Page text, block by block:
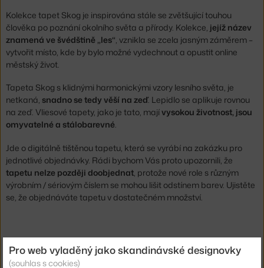
Kolekce tapet Skog je inspirována stále se zvětšující touhou
člověka po poznání okolního světa a přírody. Kolekce, jejíž název
znamená ve švédštině „les“, vznikla se zcela jasným záměrem –
vytvořit místo, kde by bylo možné vydechnout a opustit online
městský život.
Tapeta Skog s klidnými harmonickými vzory lesního světa, je
netkaná, snadno se tedy věší na zeď. Lepidlo se aplikuje rovnou
na zeď. Vliesové tapety, jako je tato, majívysokou životnost, jsou
omyvatelné a stálobarevné.
Jde o digitálně tištěnou tapetu, která se vyrábí na zakázku pro
jednotlivé objednávky. Rádi bychom Vás proto upozornili, že
tapetu nelze později doobjednat , protože nové role s různým
výrobním / sériovým číslem se mohou lišit odstínem barev. Ujistěte
se, že objednáváte tapetu v dostatečném množství.
Čtěte více na našem blogu:
Tapety Sandberg nově na DesignVille
Pro web vyladěný jako skandinávské designovky
(souhlas s cookies)